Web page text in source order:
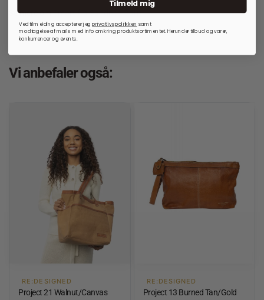
Se mere omSmart fra Sandnes Garn
Vi anbefaler også:
RE:DESIGNED
Project 21 Walnut/Canvas
RE:DESIGNED
Project 13 Burned Tan/Gold
Tilmeld mig
Ved tilmelding accepterer jegprivatlivspolitkken samt
modtagelse af mails med info omkring produktsortimentet. Herunder tilbud og varer,
konkurrencer og events.